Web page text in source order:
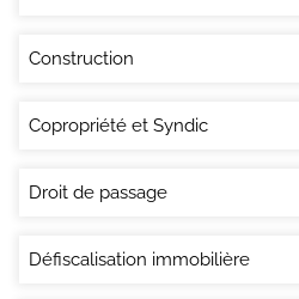
Construction
Copropriété et Syndic
Droit de passage
Défiscalisation immobilière